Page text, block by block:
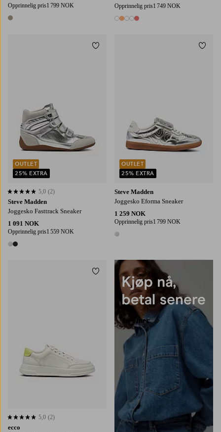
Opprinnelig pris1 799 NOK
1 farge
Opprinnelig pris1 749 NOK
5 farger
Steve Madden
Joggesko Fasttrack Sneaker
1 091 NOK
Opprinnelig pris1 559 NOK
2 farger
5,0 basert på 2 karaktergivninger
5,0 (2)
OUTLET
25% EXTRA
Legg til favoritter
Steve Madden
Joggesko Eforma Sneaker
1 259 NOK
Opprinnelig pris1 799 NOK
1 farge
OUTLET
25% EXTRA
ecco
5,0 basert på 2 karaktergivninger
5,0 (2)
Legg til favoritter
Les mer